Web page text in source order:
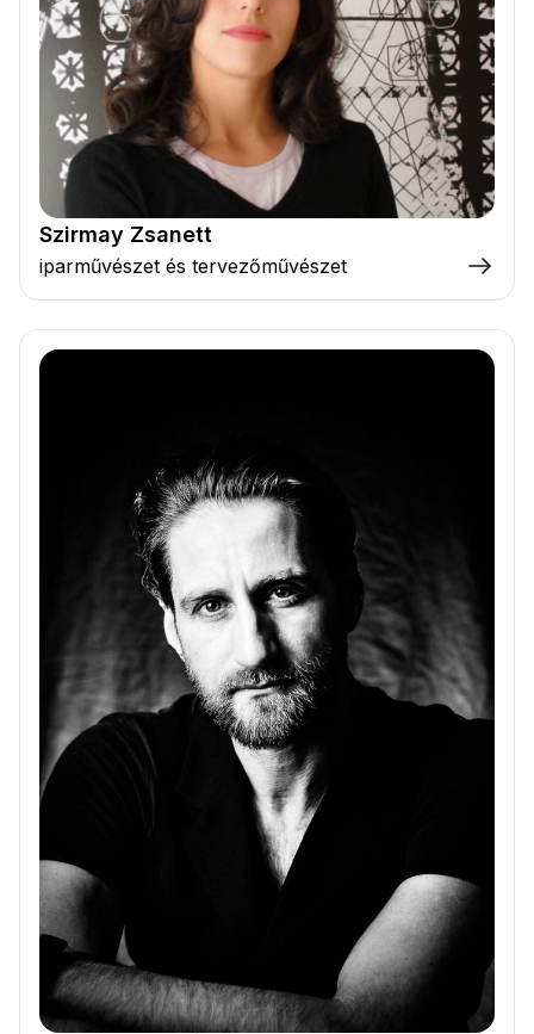
Szirmay Zsanett
iparművészet és tervezőművészet